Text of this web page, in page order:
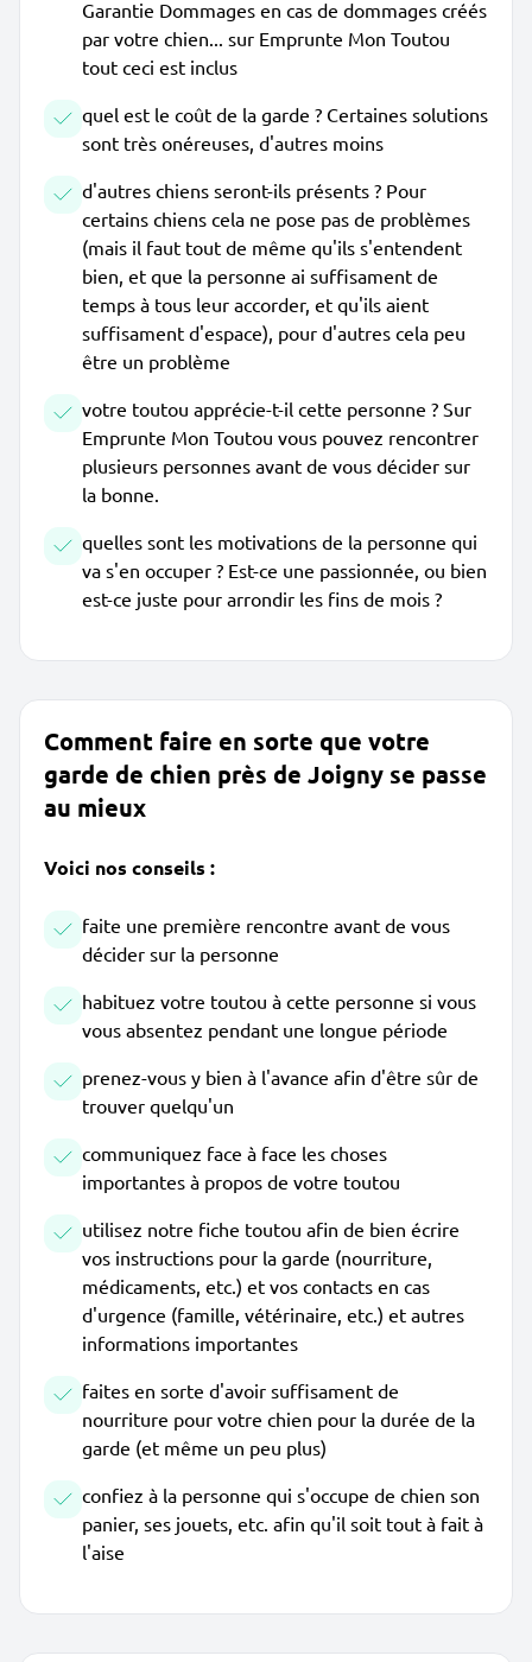
Garantie Dommages en cas de dommages créés
par votre chien... sur Emprunte Mon Toutou
tout ceci est inclus
quel est le coût de la garde ? Certaines solutions
sont très onéreuses, d'autres moins
d'autres chiens seront-ils présents ? Pour
certains chiens cela ne pose pas de problèmes
(mais il faut tout de même qu'ils s'entendent
bien, et que la personne ai suffisament de
temps à tous leur accorder, et qu'ils aient
suffisament d'espace), pour d'autres cela peu
être un problème
votre toutou apprécie-t-il cette personne ? Sur
Emprunte Mon Toutou vous pouvez rencontrer
plusieurs personnes avant de vous décider sur
la bonne.
quelles sont les motivations de la personne qui
va s'en occuper ? Est-ce une passionnée, ou bien
est-ce juste pour arrondir les fins de mois ?
Comment faire en sorte que votre
garde de chien près de Joigny se passe
au mieux
Voici nos conseils :
faite une première rencontre avant de vous
décider sur la personne
habituez votre toutou à cette personne si vous
vous absentez pendant une longue période
prenez-vous y bien à l'avance afin d'être sûr de
trouver quelqu'un
communiquez face à face les choses
importantes à propos de votre toutou
utilisez notre fiche toutou afin de bien écrire
vos instructions pour la garde (nourriture,
médicaments, etc.) et vos contacts en cas
d'urgence (famille, vétérinaire, etc.) et autres
informations importantes
faites en sorte d'avoir suffisament de
nourriture pour votre chien pour la durée de la
garde (et même un peu plus)
confiez à la personne qui s'occupe de chien son
panier, ses jouets, etc. afin qu'il soit tout à fait à
l'aise